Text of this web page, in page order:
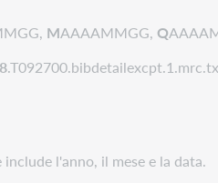
MAAAAMMGG, Q
l'anno, il mese e la data.